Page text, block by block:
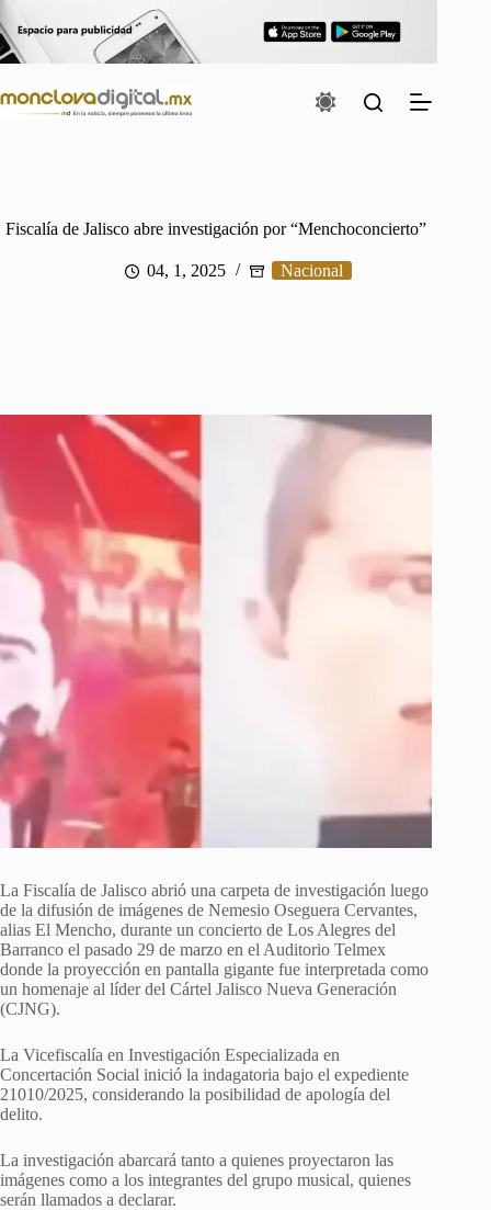
al
contenido
Fiscalía de Jalisco abre investigación por “Menchoconcierto”
04, 1, 2025 Nacional
La Fiscalía de Jalisco abrió una carpeta de investigación luego
de la difusión de imágenes de Nemesio Oseguera Cervantes,
alias El Mencho, durante un concierto de Los Alegres del
Barranco el pasado 29 de marzo en el Auditorio Telmex
donde la proyección en pantalla gigante fue interpretada como
un homenaje al líder del Cártel Jalisco Nueva Generación
(CJNG).
La Vicefiscalía en Investigación Especializada en
Concertación Social inició la indagatoria bajo el expediente
21010/2025, considerando la posibilidad de apología del
delito.
La investigación abarcará tanto a quienes proyectaron las
imágenes como a los integrantes del grupo musical, quienes
serán llamados a declarar.